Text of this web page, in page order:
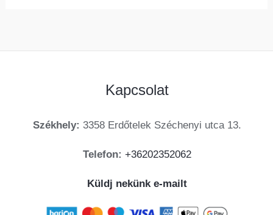
Kapcsolat
Székhely: 3358 Erdőtelek Széchenyi utca 13.
Telefon: +36202352062
Küldj nekünk e-mailt